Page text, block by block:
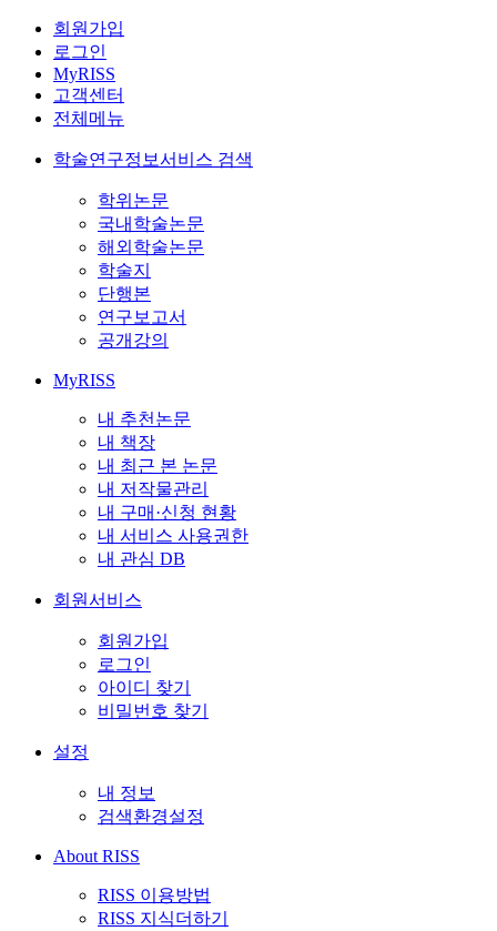
회원가입
로그인
MyRISS
고객센터
전체메뉴
학술연구정보서비스 검색
학위논문
국내학술논문
해외학술논문
학술지
단행본
연구보고서
공개강의
MyRISS
내 추천논문
내 책장
내 최근 본 논문
내 저작물관리
내 구매·신청 현황
내 서비스 사용권한
내 관심 DB
회원서비스
회원가입
로그인
아이디 찾기
비밀번호 찾기
설정
내 정보
검색환경설정
About RISS
RISS 이용방법
RISS 지식더하기